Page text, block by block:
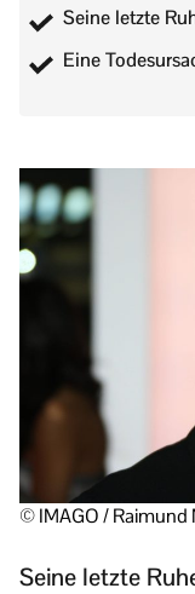
Seine letzte
Eine
© IMAGO / Raimund
Seine letzte